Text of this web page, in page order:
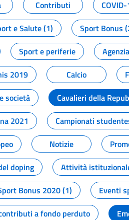
Contributi
e Salute (1) Sport Bonus
Sport e periferie
2019 Calcio
società Cavalieri della
2021 Campionati
Notizie
doping Attività
Bonus 2020 (1) Eventi
a fondo perduto